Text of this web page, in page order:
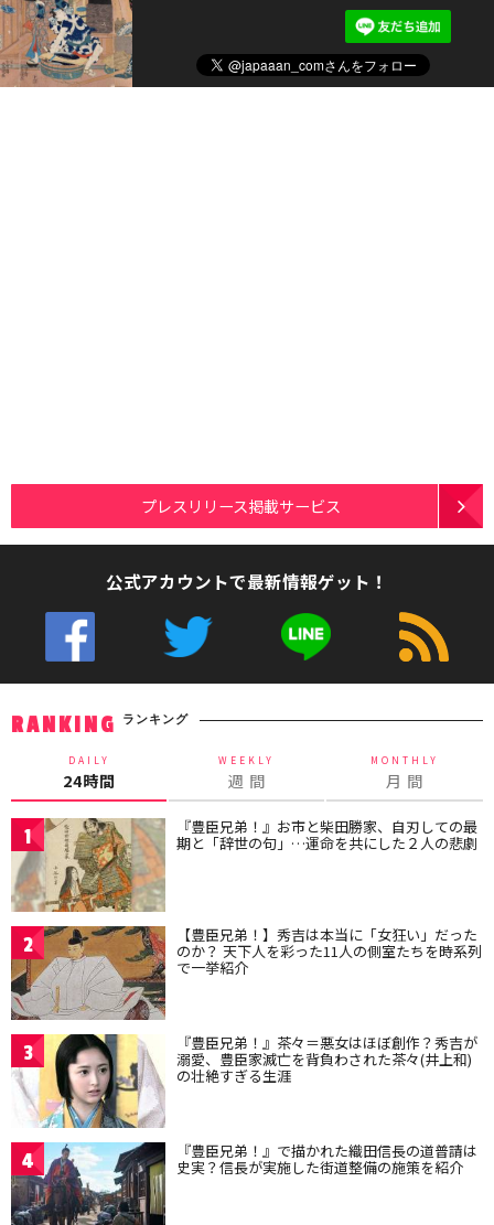
プレスリリース掲載サービス
公式アカウントで最新情報ゲット！
RANKING ランキング
DAILY
24時間
WEEKLY
週 間
MONTHLY
月 間
1 『豊臣兄弟！』お市と柴田勝家、自刃しての最
期と「辞世の句」…運命を共にした２人の悲劇
2 【豊臣兄弟！】秀吉は本当に「女狂い」だった
のか？ 天下人を彩った11人の側室たちを時系列
で一挙紹介
3 『豊臣兄弟！』茶々＝悪女はほぼ創作？秀吉が
溺愛、豊臣家滅亡を背負わされた茶々(井上和)
の壮絶すぎる生涯
4 『豊臣兄弟！』で描かれた織田信長の道普請は
史実？信長が実施した街道整備の施策を紹介